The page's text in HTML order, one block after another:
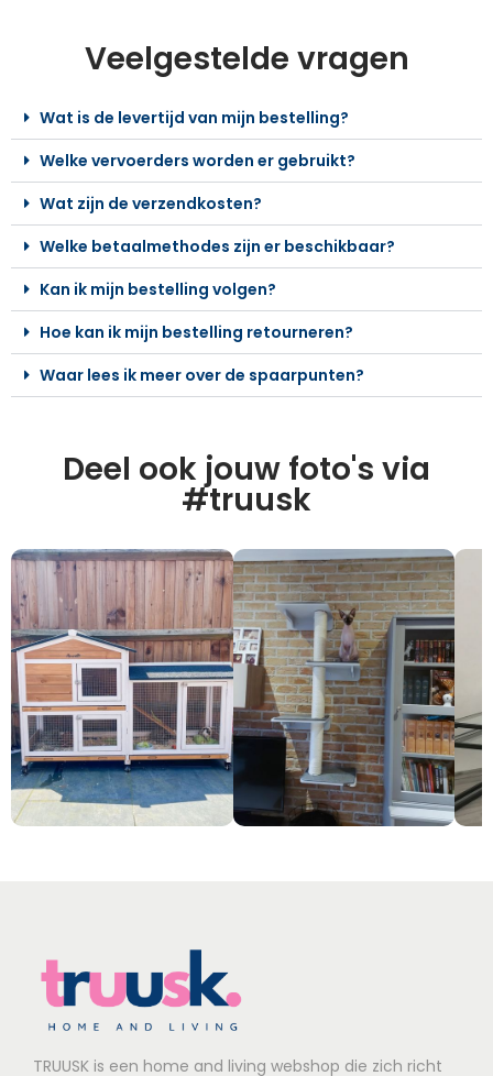
Veelgestelde vragen
Wat is de levertijd van mijn bestelling?
Welke vervoerders worden er gebruikt?
Wat zijn de verzendkosten?
Welke betaalmethodes zijn er beschikbaar?
Kan ik mijn bestelling volgen?
Hoe kan ik mijn bestelling retourneren?
Waar lees ik meer over de spaarpunten?
Deel ook jouw foto's via
#truusk
TRUUSK is een home and living webshop die zich richt